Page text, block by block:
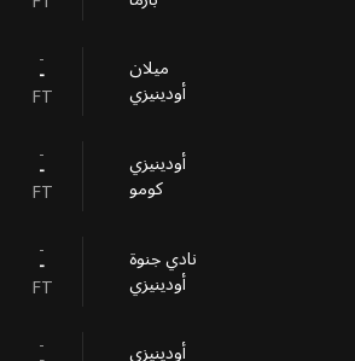
--
FT
ميلان
أودينيزي
--
FT
أودينيزي
كومو
--
FT
‎نادي جنوة
أودينيزي
-